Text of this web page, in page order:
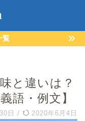
覧
と違いは？
語・例文】
日 / 2020年6月4日